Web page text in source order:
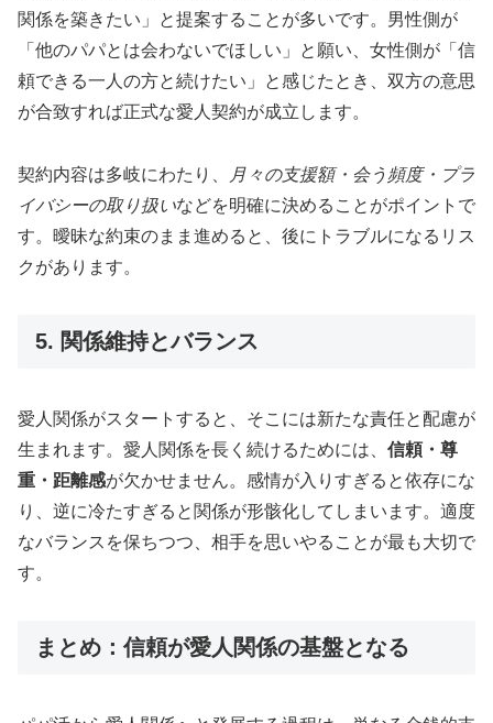
関係を築きたい」と提案することが多いです。男性側が
「他のパパとは会わないでほしい」と願い、女性側が「信
頼できる一人の方と続けたい」と感じたとき、双方の意思
が合致すれば正式な愛人契約が成立します。
契約内容は多岐にわたり、
月々の支援額・会う頻度・プラ
イバシーの取り扱いなどを明確に決めることがポイントで
す。曖昧な約束のまま進めると、後にトラブルになるリス
クがあります。
5. 関係維持とバランス
愛人関係がスタートすると、そこには新たな責任と配慮が
生まれます。愛人関係を長く続けるためには、 信頼・尊
重・距離感が欠かせません。感情が入りすぎると依存にな
り、逆に冷たすぎると関係が形骸化してしまいます。適度
なバランスを保ちつつ、相手を思いやることが最も大切で
す。
まとめ：信頼が愛人関係の基盤となる